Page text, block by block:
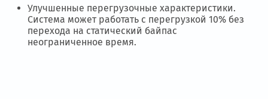
Улучшенные перегрузочные характеристики.
Система может работать с перегрузкой 10% без
перехода на статический байпас
неограниченное время.